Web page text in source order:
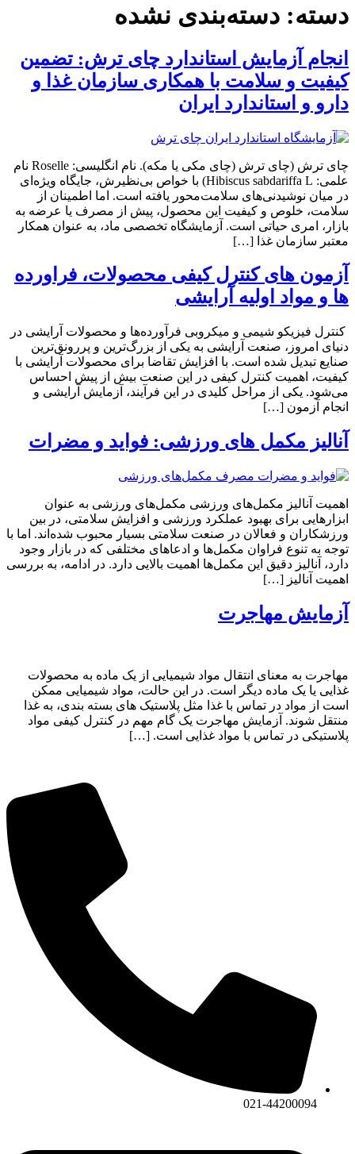
دسته: دسته‌بندی نشده
انجام آزمایش استاندارد چای ترش: تضمین
کیفیت و سلامت با همکاری سازمان غذا و
دارو و استاندارد ایران
چای ترش (چای ترش (چای مکی یا مکه). نام انگلیسی: Roselle نام
علمی: Hibiscus sabdariffa L) با خواص بی‌نظیرش، جایگاه ویژه‌ای
در میان نوشیدنی‌های سلامت‌محور یافته است. اما اطمینان از
سلامت، خلوص و کیفیت این محصول، پیش از مصرف یا عرضه به
بازار، امری حیاتی است. آزمایشگاه تخصصی ماد، به عنوان همکار
معتبر سازمان غذا […]
آزمون های کنترل کیفی محصولات، فراورده
ها و مواد اولیه آرایشی
کنترل فیزیکو شیمی و میکروبی فرآورده‌ها و محصولات آرایشی در
دنیای امروز، صنعت آرایشی به یکی از بزرگ‌ترین و پررونق‌ترین
صنایع تبدیل شده است. با افزایش تقاضا برای محصولات آرایشی با
کیفیت، اهمیت کنترل کیفی در این صنعت بیش از پیش احساس
می‌شود. یکی از مراحل کلیدی در این فرآیند، آزمایش آرایشی و
انجام آزمون […]
آنالیز مکمل های ورزشی: فواید و مضرات
اهمیت آنالیز مکمل‌های ورزشی مکمل‌های ورزشی به عنوان
ابزارهایی برای بهبود عملکرد ورزشی و افزایش سلامتی، در بین
ورزشکاران و فعالان در صنعت سلامتی بسیار محبوب شده‌اند. اما با
توجه به تنوع فراوان مکمل‌ها و ادعاهای مختلفی که در بازار وجود
دارد، آنالیز دقیق این مکمل‌ها اهمیت بالایی دارد. در ادامه، به بررسی
اهمیت آنالیز […]
آزمایش مهاجرت
مهاجرت به معنای انتقال مواد شیمیایی از یک ماده به محصولات
غذایی یا یک ماده دیگر است. در این حالت، مواد شیمیایی ممکن
است از مواد در تماس با غذا مثل پلاستیک های بسته بندی، به غذا
منتقل شوند. آزمایش مهاجرت یک گام مهم در کنترل کیفی مواد
پلاستیکی در تماس با مواد غذایی است. […]
021-44200094